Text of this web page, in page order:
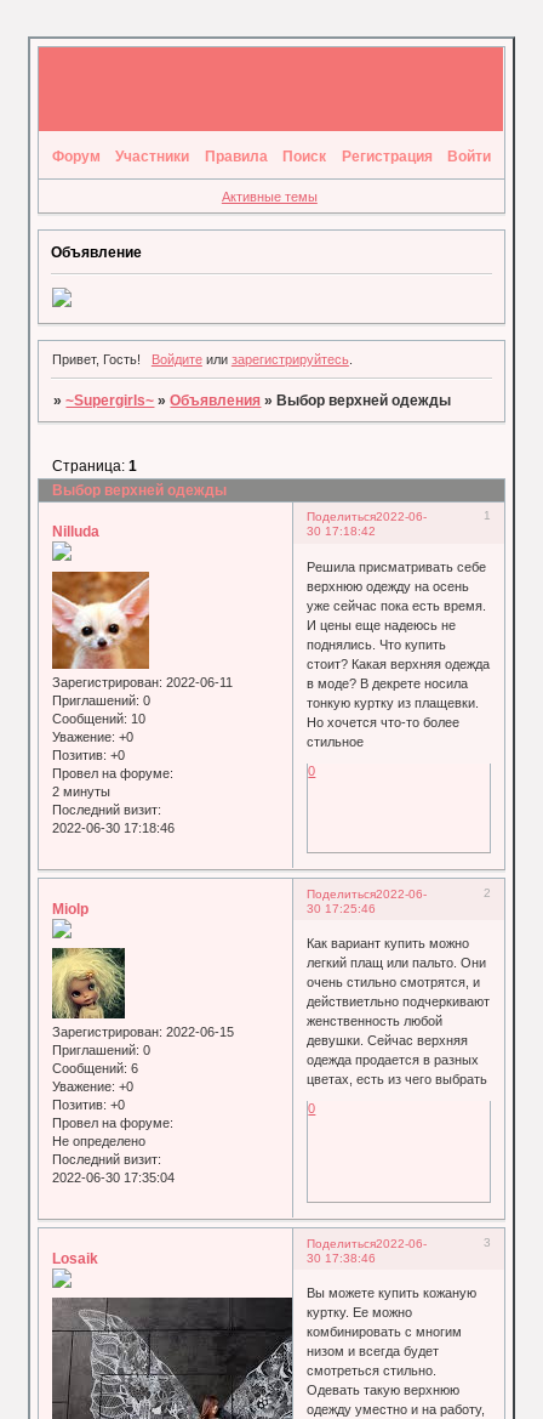
Форум Участники Правила Поиск Регистрация Войти
Активные темы
Объявление
Привет, Гость! Войдитеили зарегистрируйтесь.
»~Supergirls~ »Объявления »Выбор верхней одежды
Выбор верхней одежды
Страница:1
Поделиться 1
2022-06-
30 17:18:42
Nilluda
Зарегистрирован: 2022-06-11
Приглашений: 0
Сообщений: 10
Уважение: +0
Позитив: +0
Провел на форуме:
2 минуты
Последний визит:
2022-06-30 17:18:46
Решила присматривать себе
верхнюю одежду на осень
уже сейчас пока есть время.
И цены еще надеюсь не
поднялись. Что купить
стоит? Какая верхняя одежда
в моде? В декрете носила
тонкую куртку из плащевки.
Но хочется что-то более
стильное
0
Поделиться 2
2022-06-
30 17:25:46
Miolp
Зарегистрирован: 2022-06-15
Приглашений: 0
Сообщений: 6
Уважение: +0
Позитив: +0
Провел на форуме:
Не определено
Последний визит:
2022-06-30 17:35:04
Как вариант купить можно
легкий плащ или пальто. Они
очень стильно смотрятся, и
действиетльно подчеркивают
женственность любой
девушки. Сейчас верхняя
одежда продается в разных
цветах, есть из чего выбрать
0
Поделиться 3
2022-06-
30 17:38:46
Losaik
Вы можете купить кожаную
куртку. Ее можно
комбинировать с многим
низом и всегда будет
смотреться стильно.
Одевать такую верхнюю
одежду уместно и на работу,